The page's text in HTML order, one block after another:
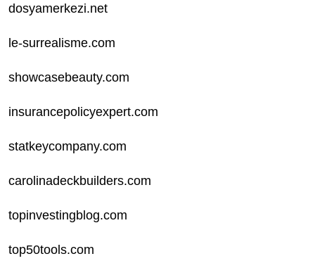
dosyamerkezi.net
le-surrealisme.com
showcasebeauty.com
insurancepolicyexpert.com
statkeycompany.com
carolinadeckbuilders.com
topinvestingblog.com
top50tools.com